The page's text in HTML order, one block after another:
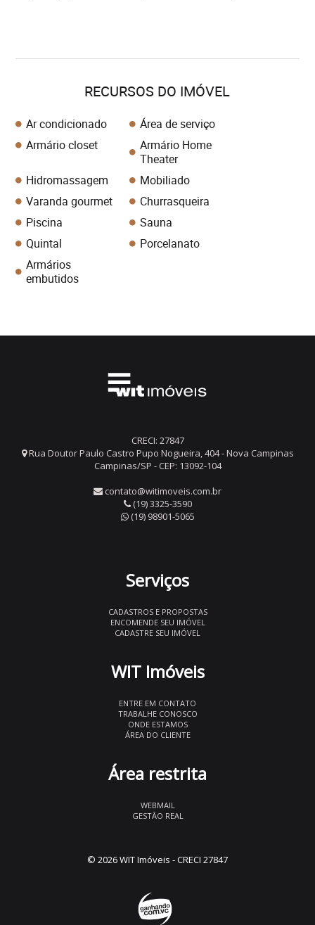
RECURSOS DO IMÓVEL
Ar condicionado
Área de serviço
Armário closet
Armário Home
Theater
Hidromassagem
Mobiliado
Varanda gourmet
Churrasqueira
Piscina
Sauna
Quintal
Porcelanato
Armários
embutidos
CRECI: 27847
Rua Doutor Paulo Castro Pupo Nogueira, 404 - Nova Campinas
Campinas/SP - CEP: 13092-104
contato@witimoveis.com.br
(19) 3325-3590
(19) 98901-5065
Serviços
CADASTROS E PROPOSTAS
ENCOMENDE SEU IMÓVEL
CADASTRE SEU IMÓVEL
WIT Imóveis
ENTRE EM CONTATO
TRABALHE CONOSCO
ONDE ESTAMOS
ÁREA DO CLIENTE
Área restrita
WEBMAIL
GESTÃO REAL
© 2026 WIT Imóveis - CRECI 27847